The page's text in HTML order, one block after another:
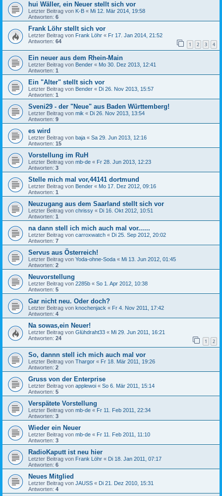
hui Wäller, ein Neuer stellt sich vor
Letzter Beitrag von K-B « Mi 12. Mär 2014, 19:58
Antworten: 6
Frank Löhr stellt sich vor
Letzter Beitrag von Frank Löhr « Fr 17. Jan 2014, 21:52
Antworten: 64 1 2 3 4
Ein neuer aus dem Rhein-Main
Letzter Beitrag von Bender « Mo 30. Dez 2013, 12:41
Antworten: 1
Ein "Alter" stellt sich vor
Letzter Beitrag von Bender « Di 26. Nov 2013, 15:57
Antworten: 1
Sveni29 - der "Neue" aus Baden Württemberg!
Letzter Beitrag von mik « Di 26. Nov 2013, 13:54
Antworten: 9
es wird
Letzter Beitrag von baja « Sa 29. Jun 2013, 12:16
Antworten: 15
Vorstellung im RuH
Letzter Beitrag von mb-de « Fr 28. Jun 2013, 12:23
Antworten: 3
Stelle mich mal vor,44141 dortmund
Letzter Beitrag von Bender « Mo 17. Dez 2012, 09:16
Antworten: 1
Neuzugang aus dem Saarland stellt sich vor
Letzter Beitrag von chrissy « Di 16. Okt 2012, 10:51
Antworten: 1
na dann stell ich mich auch mal vor......
Letzter Beitrag von carroxwatch « Di 25. Sep 2012, 20:02
Antworten: 7
Servus aus Österreich!
Letzter Beitrag von Yoda-ohne-Soda « Mi 13. Jun 2012, 01:45
Antworten: 2
Neuvorstellung
Letzter Beitrag von 2285b « So 1. Apr 2012, 10:38
Antworten: 5
Gar nicht neu. Oder doch?
Letzter Beitrag von knochenjack « Fr 4. Nov 2011, 17:42
Antworten: 4
Na sowas,ein Neuer!
Letzter Beitrag von Glühdraht33 « Mi 29. Jun 2011, 16:21
Antworten: 24 1 2
So, dannn stell ich mich auch mal vor
Letzter Beitrag von Thargor « Fr 18. Mär 2011, 19:26
Antworten: 2
Gruss von der Enterprise
Letzter Beitrag von applewoi « So 6. Mär 2011, 15:14
Antworten: 5
Verspätete Vorstellung
Letzter Beitrag von mb-de « Fr 11. Feb 2011, 22:34
Antworten: 3
Wieder ein Neuer
Letzter Beitrag von mb-de « Fr 11. Feb 2011, 11:10
Antworten: 3
RadioKaputt ist neu hier
Letzter Beitrag von Frank Löhr « Di 18. Jan 2011, 07:17
Antworten: 6
Neues Mitglied
Letzter Beitrag von JAUSS « Di 21. Dez 2010, 15:31
Antworten: 4